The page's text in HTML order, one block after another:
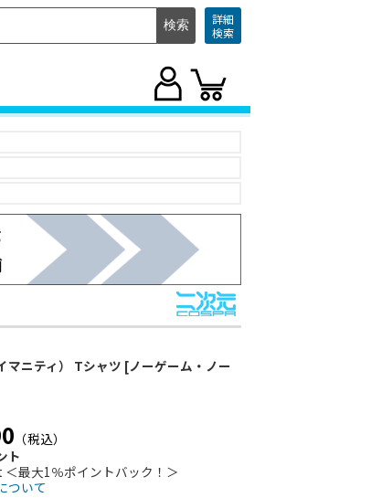
詳細
検索
マニティ） Tシャツ [ノーゲーム・ノー
（税込）
ト
＜最大1％ポイントバック！＞
ついて